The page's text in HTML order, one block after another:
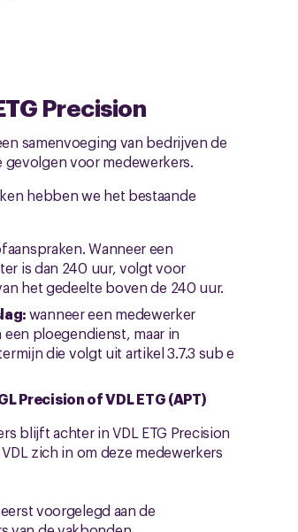
Precision
samenvoeging van bedrijven de
voor medewerkers.
hebben we het bestaande
Wanneer een
is dan 240 uur, volgt voor
het gedeelte boven de 240 uur.
wanneer een medewerker
ploegendienst, maar in
die volgt uit artikel 3.7.3 sub e
Precision of VDL ETG (APT)
blijft achter in VDL ETG Precision
zich in om deze medewerkers
voorgelegd aan de